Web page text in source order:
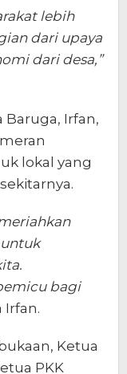
lebih
dari upaya
dari desa,”
Baruga, Irfan,
lokal yang
bagi
Irfan.
Ketua
PKK